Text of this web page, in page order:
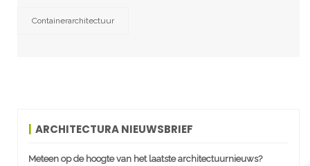
Containerarchitectuur
ARCHITECTURA NIEUWSBRIEF
Meteen op de hoogte van het laatste architectuurnieuws?